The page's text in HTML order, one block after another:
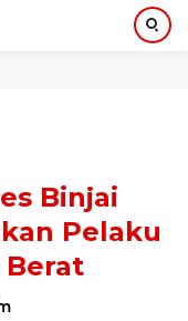
Binjai
Pelaku
Berat